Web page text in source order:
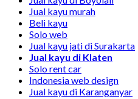
Jual kayu murah
Beli kayu
Solo web
Jual kayu jati di Surakarta
Jual kayu di Klaten
Solo rent car
Indonesia web design
Jual kayu di Karanganyar